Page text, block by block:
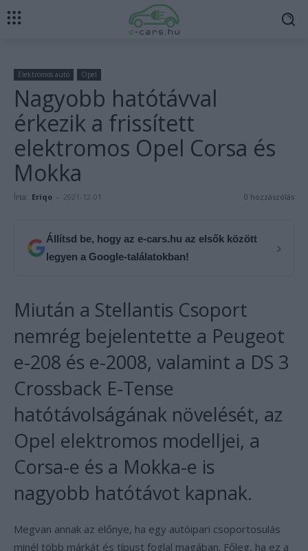
Elektromos autó Opel
Nagyobb hatótávval
érkezik a frissített
elektromos Opel Corsa és
Mokka
Írta: Eriqo - 2021-12-01 0 hozzászólás
Állítsd be, hogy az e-cars.hu az elsők között
legyen a Google-találatokban!
›
Miután a Stellantis Csoport
nemrég bejelentette a Peugeot
e-208 és e-2008, valamint a DS 3
Crossback E-Tense
hatótávolságának növelését, az
Opel elektromos modelljei, a
Corsa-e és a Mokka-e is
nagyobb hatótávot kapnak.
Megvan annak az előnye, ha egy autóipari csoportosulás
minél több márkát és típust foglal magában. Főleg, ha ez a